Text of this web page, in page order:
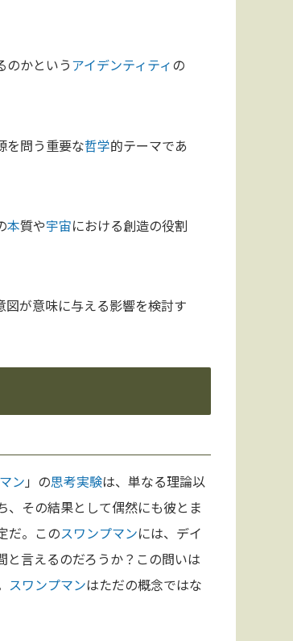
のかというアイデンティティの
を問う重要な哲学的テーマであ
本質や宇宙における創造の役割
図が意味に与える影響を検討す
ン 」の思考実験は、単なる理論以
、その結果として偶然にも彼とま
だ。このスワンプマンには、デイ
言えるのだろうか？この問いは
スワンプマンはただの概念ではな